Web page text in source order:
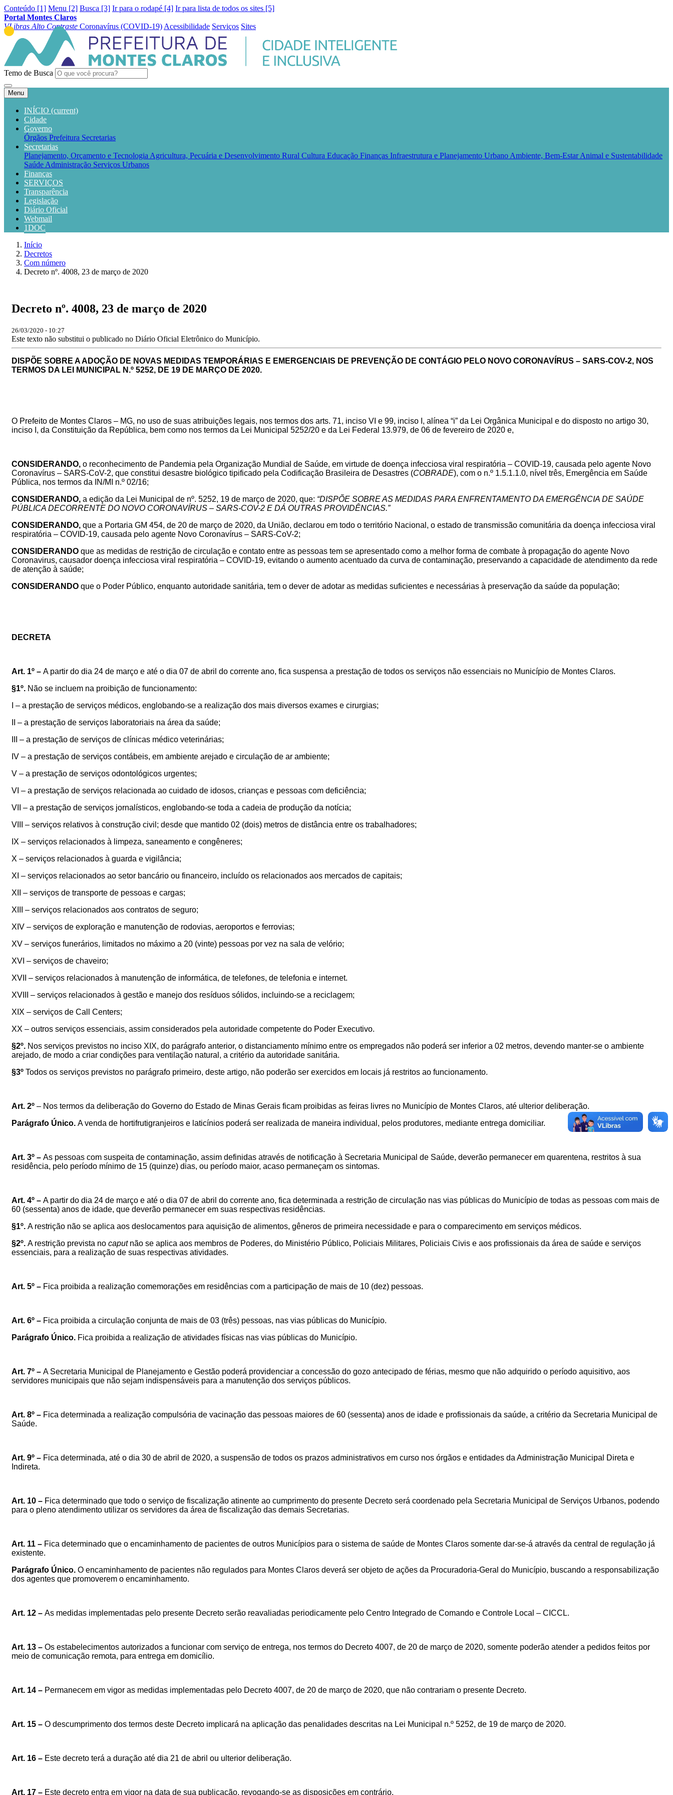
Conteúdo [1] Menu [2] Busca [3] Ir para o rodapé [4] Ir para lista de todos os sites [5]
Portal Montes Claros
VLibras Alto Contraste Coronavírus (COVID-19) Acessibilidade Serviços Sites
Temo de Busca
Menu
INÍCIO (current)
Cidade
Governo
Órgãos Prefeitura Secretarias
Secretarias
Planejamento, Orçamento e Tecnologia Agricultura, Pecuária e Desenvolvimento Rural Cultura Educação Finanças Infraestrutura e Planejamento Urbano Ambiente, Bem-Estar Animal e Sustentabilidade
Saúde Administração Serviços Urbanos
Finanças
SERVIÇOS
Transparência
Legislação
Diário Oficial
Webmail
1DOC
Início
Decretos
Com número
Decreto nº. 4008, 23 de março de 2020
Decreto nº. 4008, 23 de março de 2020
26/03/2020 - 10:27
Este texto não substitui o publicado no Diário Oficial Eletrônico do Município.
DISPÕE SOBRE A ADOÇÃO DE NOVAS MEDIDAS TEMPORÁRIAS E EMERGENCIAIS DE PREVENÇÃO DE CONTÁGIO PELO NOVO CORONAVÍRUS – SARS-COV-2, NOS
TERMOS DA LEI MUNICIPAL N.º 5252, DE 19 DE MARÇO DE 2020.
O Prefeito de Montes Claros – MG, no uso de suas atribuições legais, nos termos dos arts. 71, inciso VI e 99, inciso I, alínea “i” da Lei Orgânica Municipal e do disposto no artigo 30,
inciso I, da Constituição da República, bem como nos termos da Lei Municipal 5252/20 e da Lei Federal 13.979, de 06 de fevereiro de 2020 e,
CONSIDERANDO, o reconhecimento de Pandemia pela Organização Mundial de Saúde, em virtude de doença infecciosa viral respiratória – COVID-19, causada pelo agente Novo
Coronavírus – SARS-CoV-2, que constitui desastre biológico tipificado pela Codificação Brasileira de Desastres (COBRADE), com o n.º 1.5.1.1.0, nível três, Emergência em Saúde
Pública, nos termos da IN/MI n.º 02/16;
CONSIDERANDO, a edição da Lei Municipal de nº. 5252, 19 de março de 2020, que: “DISPÕE SOBRE AS MEDIDAS PARA ENFRENTAMENTO DA EMERGÊNCIA DE SAÚDE
PÚBLICA DECORRENTE DO NOVO CORONAVÍRUS – SARS-COV-2 E DÁ OUTRAS PROVIDÊNCIAS.”
CONSIDERANDO, que a Portaria GM 454, de 20 de março de 2020, da União, declarou em todo o território Nacional, o estado de transmissão comunitária da doença infecciosa viral
respiratória – COVID-19, causada pelo agente Novo Coronavírus – SARS-CoV-2;
CONSIDERANDO que as medidas de restrição de circulação e contato entre as pessoas tem se apresentado como a melhor forma de combate à propagação do agente Novo
Coronavirus, causador doença infecciosa viral respiratória – COVID-19, evitando o aumento acentuado da curva de contaminação, preservando a capacidade de atendimento da rede
de atenção à saúde;
CONSIDERANDO que o Poder Público, enquanto autoridade sanitária, tem o dever de adotar as medidas suficientes e necessárias à preservação da saúde da população;
DECRETA
Art. 1º – A partir do dia 24 de março e até o dia 07 de abril do corrente ano, fica suspensa a prestação de todos os serviços não essenciais no Município de Montes Claros.
§1º. Não se incluem na proibição de funcionamento:
I – a prestação de serviços médicos, englobando-se a realização dos mais diversos exames e cirurgias;
II – a prestação de serviços laboratoriais na área da saúde;
III – a prestação de serviços de clínicas médico veterinárias;
IV – a prestação de serviços contábeis, em ambiente arejado e circulação de ar ambiente;
V – a prestação de serviços odontológicos urgentes;
VI – a prestação de serviços relacionada ao cuidado de idosos, crianças e pessoas com deficiência;
VII – a prestação de serviços jornalísticos, englobando-se toda a cadeia de produção da notícia;
VIII – serviços relativos à construção civil; desde que mantido 02 (dois) metros de distância entre os trabalhadores;
IX – serviços relacionados à limpeza, saneamento e congêneres;
X – serviços relacionados à guarda e vigilância;
XI – serviços relacionados ao setor bancário ou financeiro, incluído os relacionados aos mercados de capitais;
XII – serviços de transporte de pessoas e cargas;
XIII – serviços relacionados aos contratos de seguro;
XIV – serviços de exploração e manutenção de rodovias, aeroportos e ferrovias;
XV – serviços funerários, limitados no máximo a 20 (vinte) pessoas por vez na sala de velório;
XVI – serviços de chaveiro;
XVII – serviços relacionados à manutenção de informática, de telefones, de telefonia e internet.
XVIII – serviços relacionados à gestão e manejo dos resíduos sólidos, incluindo-se a reciclagem;
XIX – serviços de Call Centers;
XX – outros serviços essenciais, assim considerados pela autoridade competente do Poder Executivo.
§2º. Nos serviços previstos no inciso XIX, do parágrafo anterior, o distanciamento mínimo entre os empregados não poderá ser inferior a 02 metros, devendo manter-se o ambiente
arejado, de modo a criar condições para ventilação natural, a critério da autoridade sanitária.
§3º Todos os serviços previstos no parágrafo primeiro, deste artigo, não poderão ser exercidos em locais já restritos ao funcionamento.
Art. 2º – Nos termos da deliberação do Governo do Estado de Minas Gerais ficam proibidas as feiras livres no Município de Montes Claros, até ulterior deliberação.
Parágrafo Único. A venda de hortifrutigranjeiros e laticínios poderá ser realizada de maneira individual, pelos produtores, mediante entrega domiciliar.
Art. 3º – As pessoas com suspeita de contaminação, assim definidas através de notificação à Secretaria Municipal de Saúde, deverão permanecer em quarentena, restritos à sua
residência, pelo período mínimo de 15 (quinze) dias, ou período maior, acaso permaneçam os sintomas.
Art. 4º – A partir do dia 24 de março e até o dia 07 de abril do corrente ano, fica determinada a restrição de circulação nas vias públicas do Município de todas as pessoas com mais de
60 (sessenta) anos de idade, que deverão permanecer em suas respectivas residências.
§1º. A restrição não se aplica aos deslocamentos para aquisição de alimentos, gêneros de primeira necessidade e para o comparecimento em serviços médicos.
§2º. A restrição prevista no caputnão se aplica aos membros de Poderes, do Ministério Público, Policiais Militares, Policiais Civis e aos profissionais da área de saúde e serviços
essenciais, para a realização de suas respectivas atividades.
Art. 5º – Fica proibida a realização comemorações em residências com a participação de mais de 10 (dez) pessoas.
Art. 6º – Fica proibida a circulação conjunta de mais de 03 (três) pessoas, nas vias públicas do Município.
Parágrafo Único. Fica proibida a realização de atividades físicas nas vias públicas do Município.
Art. 7º – A Secretaria Municipal de Planejamento e Gestão poderá providenciar a concessão do gozo antecipado de férias, mesmo que não adquirido o período aquisitivo, aos
servidores municipais que não sejam indispensáveis para a manutenção dos serviços públicos.
Art. 8º – Fica determinada a realização compulsória de vacinação das pessoas maiores de 60 (sessenta) anos de idade e profissionais da saúde, a critério da Secretaria Municipal de
Saúde.
Art. 9º – Fica determinada, até o dia 30 de abril de 2020, a suspensão de todos os prazos administrativos em curso nos órgãos e entidades da Administração Municipal Direta e
Indireta.
Art. 10 – Fica determinado que todo o serviço de fiscalização atinente ao cumprimento do presente Decreto será coordenado pela Secretaria Municipal de Serviços Urbanos, podendo
para o pleno atendimento utilizar os servidores da área de fiscalização das demais Secretarias.
Art. 11 – Fica determinado que o encaminhamento de pacientes de outros Municípios para o sistema de saúde de Montes Claros somente dar-se-á através da central de regulação já
existente.
Parágrafo Único. O encaminhamento de pacientes não regulados para Montes Claros deverá ser objeto de ações da Procuradoria-Geral do Município, buscando a responsabilização
dos agentes que promoverem o encaminhamento.
Art. 12 – As medidas implementadas pelo presente Decreto serão reavaliadas periodicamente pelo Centro Integrado de Comando e Controle Local – CICCL.
Art. 13 – Os estabelecimentos autorizados a funcionar com serviço de entrega, nos termos do Decreto 4007, de 20 de março de 2020, somente poderão atender a pedidos feitos por
meio de comunicação remota, para entrega em domicílio.
Art. 14 – Permanecem em vigor as medidas implementadas pelo Decreto 4007, de 20 de março de 2020, que não contrariam o presente Decreto.
Art. 15 – O descumprimento dos termos deste Decreto implicará na aplicação das penalidades descritas na Lei Municipal n.º 5252, de 19 de março de 2020.
Art. 16 – Este decreto terá a duração até dia 21 de abril ou ulterior deliberação.
Art. 17 – Este decreto entra em vigor na data de sua publicação, revogando-se as disposições em contrário.